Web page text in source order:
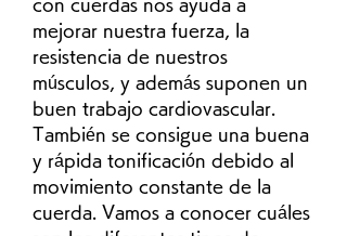
con cuerdas nos ayuda a
mejorar nuestra fuerza, la
resistencia de nuestros
músculos, y además suponen un
buen trabajo cardiovascular.
También se consigue una buena
y rápida tonificación debido al
movimiento constante de la
cuerda. Vamos a conocer cuáles